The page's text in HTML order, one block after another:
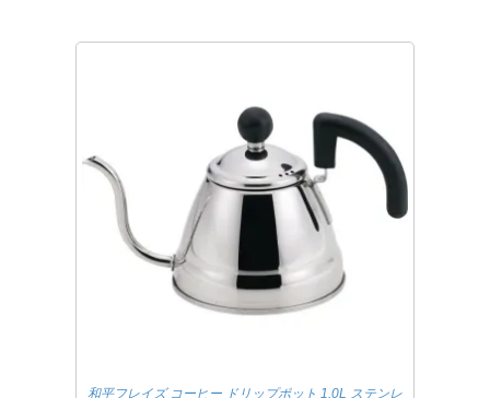
和平フレイズ コーヒー ドリップポット 1.0L ステンレ